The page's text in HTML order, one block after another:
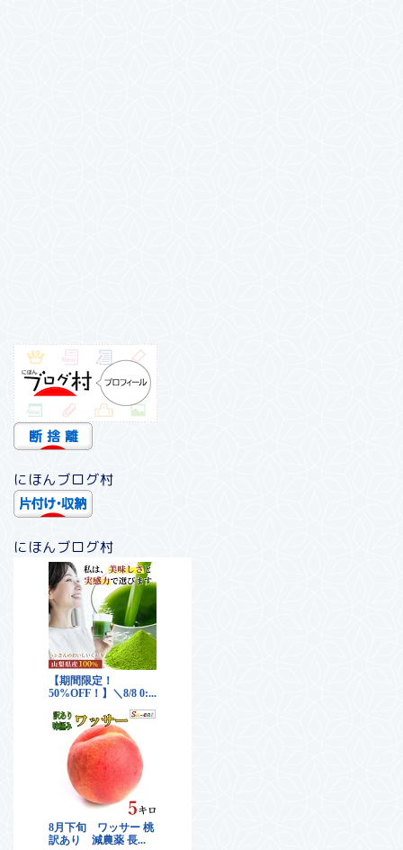
にほんブログ村
にほんブログ村